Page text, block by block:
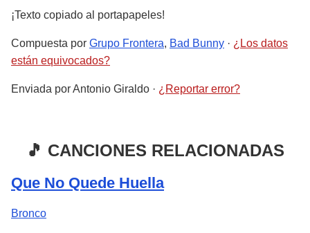
¡Texto copiado al portapapeles!
Compuesta por Grupo Frontera, Bad Bunny · ¿Los datos
están equivocados?
Enviada porAntonio Giraldo · ¿Reportar error?
🎵 CANCIONES RELACIONADAS
Que No Quede Huella
Bronco